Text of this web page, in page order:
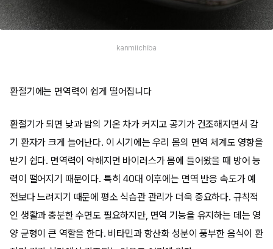
kanmiichiba
환절기에는 면역력이 쉽게 떨어집니다
환절기가 되면 낮과 밤의 기온 차가 커지고 공기가 건조해지면서 감
기 환자가 크게 늘어난다. 이 시기에는 우리 몸의 면역 체계도 영향을
받기 쉽다. 면역력이 약해지면 바이러스가 몸에 들어왔을 때 방어 능
력이 떨어지기 때문이다. 특히 40대 이후에는 면역 반응 속도가 예
전보다 느려지기 때문에 평소 식습관 관리가 더욱 중요하다. 규칙적
인 생활과 충분한 수면도 필요하지만, 면역 기능을 유지하는 데는 영
양 균형이 큰 역할을 한다. 비타민과 항산화 성분이 풍부한 음식이 환